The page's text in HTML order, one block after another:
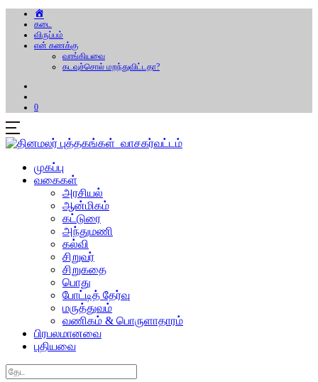
கடை
விருப்பம்
என் கணக்கு
வாங்கியவை
கடவுச்சொல் மறந்துவிட்டதா?
0
முகப்பு
வகைகள்
அரசியல்
ஆன்மிகம்
கட்டுரை
அந்துமணி
கல்வி
சிறுவர்
சிறுகதை
பொது
போட்டித் தேர்வு
மருத்துவம்
வணிகம் & பொருளாதாரம்
பிரபலமானவை
புதியவை
Search